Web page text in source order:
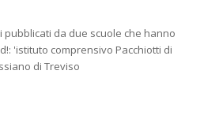
pubblicati da due scuole che hanno
'istituto comprensivo Pacchiotti di
di Treviso